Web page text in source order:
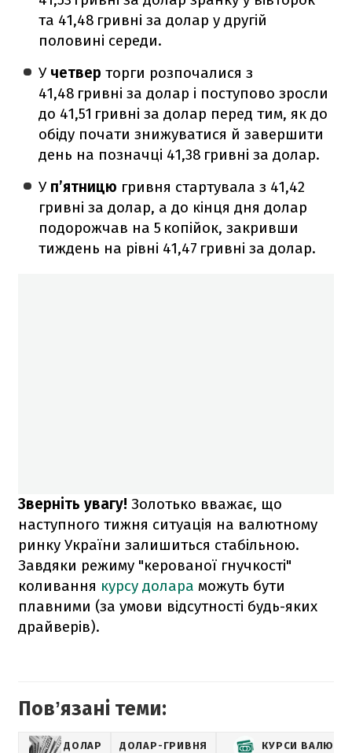
та 41,48 гривні за долар у другій
половині середи.
У четверторги розпочалися з
41,48 гривні за долар і поступово зросли
до 41,51 гривні за долар перед тим, як до
обіду почати знижуватися й завершити
день на позначці 41,38 гривні за долар.
У п’ятницю гривня стартувала з 41,42
гривні за долар, а до кінця дня долар
подорожчав на 5 копійок, закривши
тиждень на рівні 41,47 гривні за долар.
Зверніть увагу! Золотько вважає, що
наступного тижня ситуація на валютному
ринку України залишиться стабільною.
Завдяки режиму "керованої гнучкості"
коливання курсу долара можуть бути
плавними (за умови відсутності будь-яких
драйверів).
Повʼязані теми:
ДОЛАР ДОЛАР-ГРИВНЯ КУРСИ ВАЛЮТ